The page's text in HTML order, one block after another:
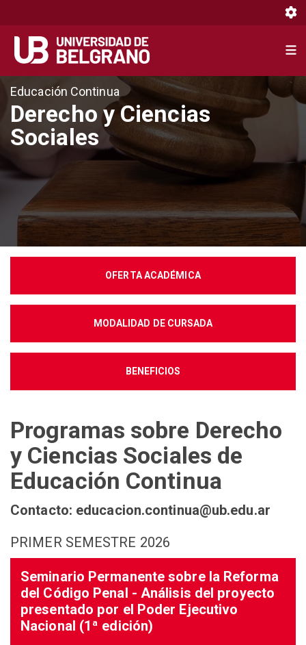
contenido
principal
Educación Continua
Derecho y Ciencias
Sociales
OFERTA ACADÉMICA
MODALIDAD DE CURSADA
BENEFICIOS
Programas sobre Derecho
y Ciencias Sociales de
Educación Continua
Contacto: educacion.continua@ub.edu.ar
PRIMER SEMESTRE 2026
Seminario Permanente sobre la Reforma
del Código Penal - Análisis del proyecto
presentado por el Poder Ejecutivo
Nacional (1ª edición)